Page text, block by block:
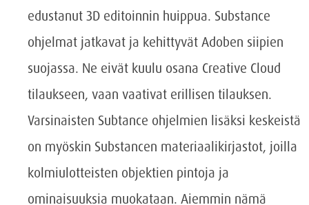
edustanut 3D editoinnin huippua. Substance
ohjelmat jatkavat ja kehittyvät Adoben siipien
suojassa. Ne eivät kuulu osana Creative Cloud
tilaukseen, vaan vaativat erillisen tilauksen.
Varsinaisten Subtance ohjelmien lisäksi keskeistä
on myöskin Substancen materiaalikirjastot, joilla
kolmiulotteisten objektien pintoja ja
ominaisuuksia muokataan. Aiemmin nämä